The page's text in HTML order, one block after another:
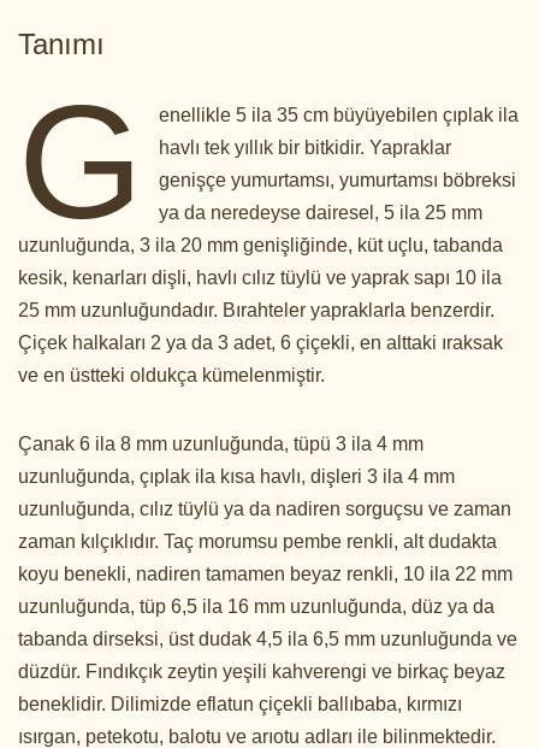
Tanımı
G
enellikle 5 ila 35 cm büyüyebilen çıplak ila
havlı tek yıllık bir bitkidir. Yapraklar
genişçe yumurtamsı, yumurtamsı böbreksi
ya da neredeyse dairesel, 5 ila 25 mm
uzunluğunda, 3 ila 20 mm genişliğinde, küt uçlu, tabanda
kesik, kenarları dişli, havlı cılız tüylü ve yaprak sapı 10 ila
25 mm uzunluğundadır. Bırahteler yapraklarla benzerdir.
Çiçek halkaları 2 ya da 3 adet, 6 çiçekli, en alttaki ıraksak
ve en üstteki oldukça kümelenmiştir.
Çanak 6 ila 8 mm uzunluğunda, tüpü 3 ila 4 mm
uzunluğunda, çıplak ila kısa havlı, dişleri 3 ila 4 mm
uzunluğunda, cılız tüylü ya da nadiren sorguçsu ve zaman
zaman kılçıklıdır. Taç morumsu pembe renkli, alt dudakta
koyu benekli, nadiren tamamen beyaz renkli, 10 ila 22 mm
uzunluğunda, tüp 6,5 ila 16 mm uzunluğunda, düz ya da
tabanda dirseksi, üst dudak 4,5 ila 6,5 mm uzunluğunda ve
düzdür. Fındıkçık zeytin yeşili kahverengi ve birkaç beyaz
beneklidir. Dilimizde eflatun çiçekli ballıbaba, kırmızı
ısırgan, petekotu, balotu ve arıotu adları ile bilinmektedir.